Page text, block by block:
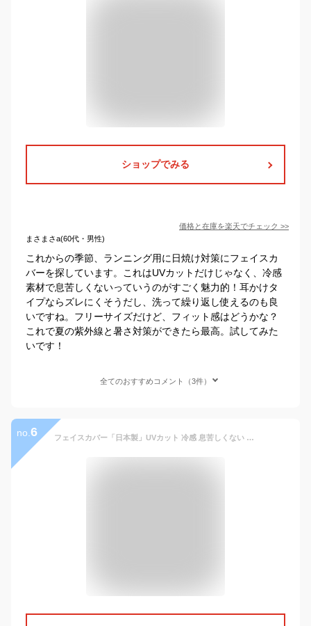
ショップでみる
価格と在庫を楽天でチェック >>
まさまさa(60代・男性)
これからの季節、ランニング用に日焼け対策にフェイスカ
バーを探しています。これはUVカットだけじゃなく、冷感
素材で息苦しくないっていうのがすごく魅力的！耳かけタ
イプならズレにくそうだし、洗って繰り返し使えるのも良
いですね。フリーサイズだけど、フィット感はどうかな？
これで夏の紫外線と暑さ対策ができたら最高。試してみた
いです！
全てのおすすめコメント（3件）
no. 6 フェイスカバー「日本製」UVカット 冷感 息苦しくない 着心地爽やか 吸汗速乾 接触冷感 日焼け防止マスク 洗えるマスク 紫外線対策 メンズ ランニング UPF50+ スポーツ ランニング 夏用 UVマスク ランニングマスク UVカットマスク